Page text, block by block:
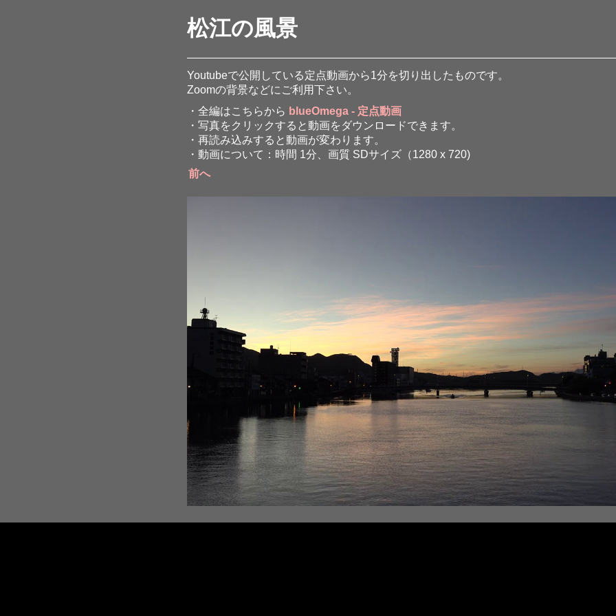
松江の風景
Youtubeで公開している定点動画から1分を切り出したものです。
Zoomの背景などにご利用下さい。
・全編はこちらから blueOmega - 定点動画
・写真をクリックすると動画をダウンロードできます。
・再読み込みすると動画が変わります。
・動画について：時間 1分、画質 SDサイズ（1280 x 720)
前へ